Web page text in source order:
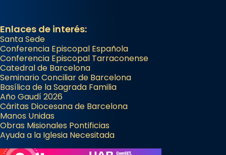
Enlaces de interés:
Santa Sede
Conferencia Episcopal Española
Conferencia Episcopal Tarraconense
Catedral de Barcelona
Seminario Conciliar de Barcelona
Basílica de la Sagrada Familia
Año Gaudí 2026
Cáritas Diocesana de Barcelona
Manos Unidas
Obras Misionales Pontificias
Ayuda a la Iglesia Necesitada